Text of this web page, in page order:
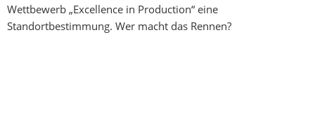
Wettbewerb „Excellence in Production“ eine
Standortbestimmung. Wer macht das Rennen?